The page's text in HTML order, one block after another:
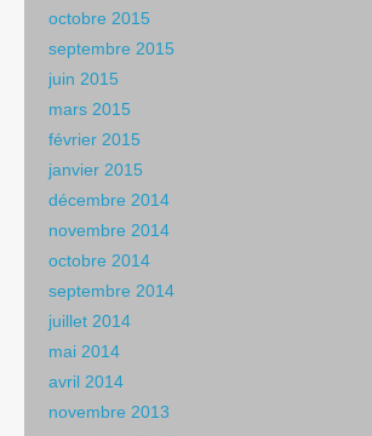
octobre 2015
septembre 2015
juin 2015
mars 2015
février 2015
janvier 2015
décembre 2014
novembre 2014
octobre 2014
septembre 2014
juillet 2014
mai 2014
avril 2014
novembre 2013